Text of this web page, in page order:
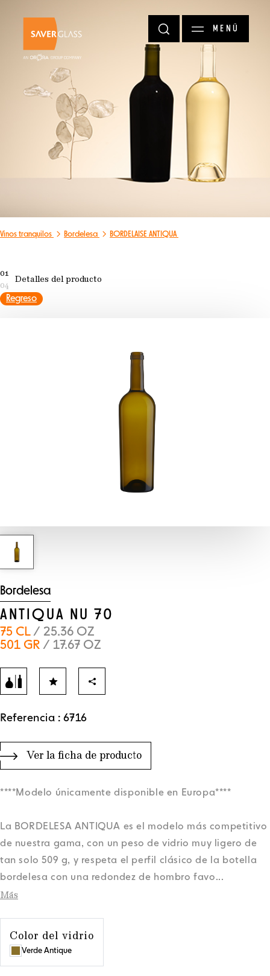
MENÚ
Vinos tranquilos Bordelesa BORDELAISE ANTIQUA
01
04
Detalles del producto
Regreso
Bordelesa
ANTIQUA NU 70
75 CL/ 25.36 OZ
501 GR / 17.67 OZ
Referencia : 6716
Ver la ficha de producto
****Modelo únicamente disponible en Europa****
La BORDELESA ANTIQUA es el modelo más competitivo
de nuestra gama, con un peso de vidrio muy ligero de
tan solo 509 g, y respeta el perfil clásico de la botella
bordelesa con una redondez de hombro favo...
Más
Color del vidrio
Verde Antique